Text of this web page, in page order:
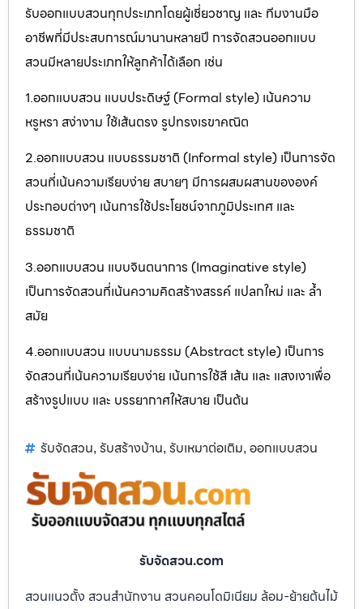
รับออกแบบสวนทุกประเภทโดยผู้เชี่ยวชาญ และ ทีมงานมือ
อาชีพที่มีประสบการณ์มานานหลายปี การจัดสวนออกแบบ
สวนมีหลายประเภทให้ลูกค้าได้เลือก เช่น
1.ออกแบบสวน แบบประดิษฐ์ (Formal style) เน้นความ
หรูหรา สง่างาม ใช้เส้นตรง รูปทรงเรขาคณิต
2.ออกแบบสวน แบบธรรมชาติ (Informal style) เป็นการจัด
สวนที่เน้นความเรียบง่าย สบายๆ มีการผสมผสานขององค์
ประกอบต่างๆ เน้นการใช้ประโยชน์จากภูมิประเทศ และ
ธรรมชาติ
3.ออกแบบสวน แบบจินตนาการ (Imaginative style)
เป็นการจัดสวนที่เน้นความคิดสร้างสรรค์ แปลกใหม่ และ ล้ำ
สมัย
4.ออกแบบสวน แบบนามธรรม (Abstract style) เป็นการ
จัดสวนที่เน้นความเรียบง่าย เน้นการใช้สี เส้น และ แสงเงาเพื่อ
สร้างรูปแบบ และ บรรยากาศให้สบาย เป็นต้น
รับจัดสวน, รับสร้างบ้าน, รับเหมาต่อเติม, ออกแบบสวน
รับจัดสวน.com
สวนแนวตั้ง สวนสำนักงาน สวนคอนโดมิเนียม ล้อม-ย้ายต้นไม้